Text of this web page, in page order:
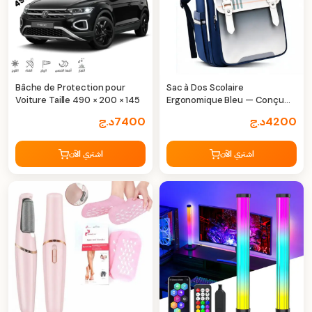
Sac à Dos Scolaire
Ergonomique Bleu — Conçu
4200د.ج
اشتري الآن
Bâche de Protection pour
Voiture Taille 490 × 200 × 145
7400د.ج
اشتري الآن